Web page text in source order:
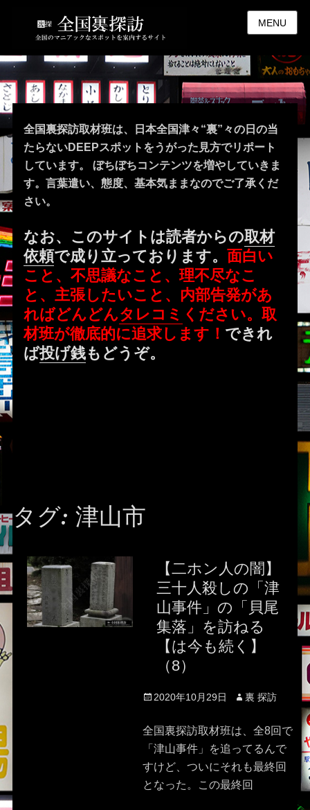
MENU
全国裏探訪取材班は、日本全国津々“裏”々の日の当
たらないDEEPスポットをうがった見方でリポート
しています。 ぼちぼちコンテンツを増やしていきま
す。言葉遣い、態度、基本気ままなのでご了承くだ
さい。
なお、このサイトは読者からの取材
依頼で成り立っております。面白い
こと、不思議なこと、理不尽なこ
と、主張したいこと、内部告発があ
ればどんどんタレコミ ください。取
材班が徹底的に追求します！ できれ
ば投げ銭もどうぞ。
タグ: 津山市
【二ホン人の闇】
三十人殺しの「津
山事件」の「貝尾
集落」を訪ねる
【は今も続く】
（8）
Posted
2020年10月29日 Author
裏 探訪
全国裏探訪取材班は、全8回で
「津山事件」を追ってるんで
すけど、ついにそれも最終回
となった。この最終回